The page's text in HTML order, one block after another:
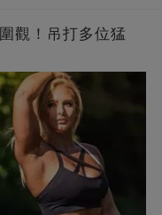
觀！吊打多位猛